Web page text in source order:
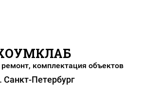
ремонт, комплектация объектов
Санкт-Петербург